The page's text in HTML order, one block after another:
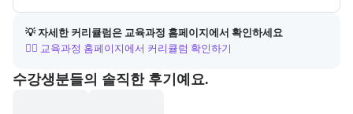
💡 자세한 커리큘럼은 교육과정 홈페이지에서 확인하세요
👉🏻 교육과정 홈페이지에서 커리큘럼 확인하기
포폴&후기
수강생분들의 솔직한 후기예요.